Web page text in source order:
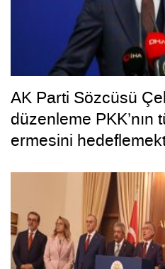
AK Parti Sözcüsü
düzenleme PKK’nın
ermesini